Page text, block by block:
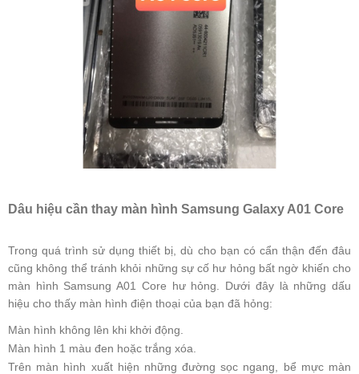
Dâu hiệu cần thay màn hình Samsung Galaxy A01 Core
Trong quá trình sử dụng thiết bị, dù cho bạn có cẩn thận đến đâu
cũng không thể tránh khỏi những sự cố hư hỏng bất ngờ khiến cho
màn hình Samsung A01 Core hư hỏng. Dưới đây là những dấu
hiệu cho thấy màn hình điện thoại của bạn đã hỏng:
Màn hình không lên khi khởi động.
Màn hình 1 màu đen hoặc trắng xóa.
Trên màn hình xuất hiện những đường sọc ngang, bể mực màn